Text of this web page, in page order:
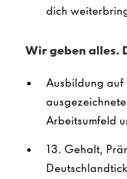
dich
Wir geben alles.
Ausbildung auf
Arbeitsumfeld
13. Gehalt,